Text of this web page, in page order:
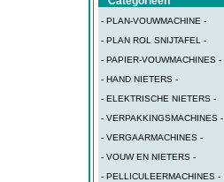
- PLAN-VOUWMACHINE -
- PLAN ROL SNIJTAFEL -
- PAPIER-VOUWMACHINES -
- HAND NIETERS -
- ELEKTRISCHE NIETERS -
- VERPAKKINGSMACHINES -
- VERGAARMACHINES -
- VOUW EN NIETERS -
- PELLICULEERMACHINES -